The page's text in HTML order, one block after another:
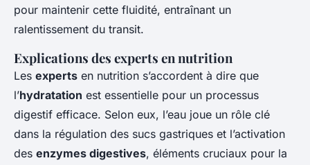
pour maintenir cette fluidité, entraînant un
ralentissement du transit.
Explications des experts en nutrition
Les experts en nutrition s’accordent à dire que
l’hydratation est essentielle pour un processus
digestif efficace. Selon eux, l’eau joue un rôle clé
dans la régulation des sucs gastriques et l’activation
des enzymes digestives, éléments cruciaux pour la